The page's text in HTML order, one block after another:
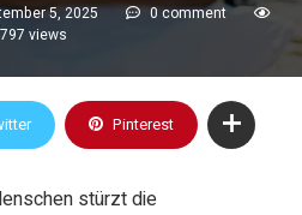
5, 2025
0 comment
797 views
Pinterest
stürzt die